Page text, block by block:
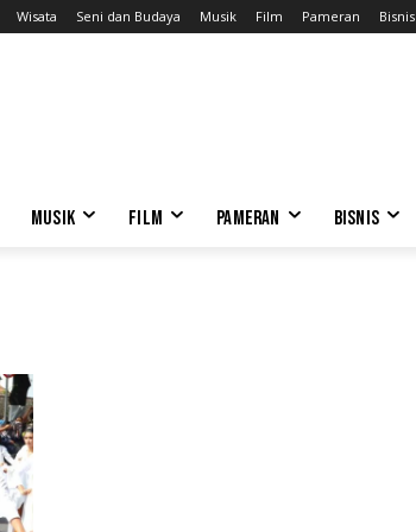
Wisata Seni dan Budaya Musik Film Pameran Bisnis
MUSIK FILM PAMERAN BISNIS